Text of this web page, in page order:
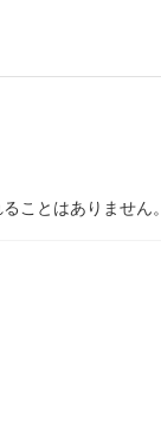
ことはありません。